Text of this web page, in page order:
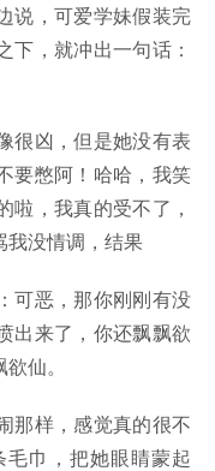
说，可爱学妹假装完
下，就冲出一句话：
很凶，但是她没有表
要憋阿！哈哈，我笑
啦，我真的受不了，
我没情调，结果
可恶，那你刚刚有没
出来了，你还飘飘欲
仙。
那样，感觉真的很不
巾，把她眼睛蒙起